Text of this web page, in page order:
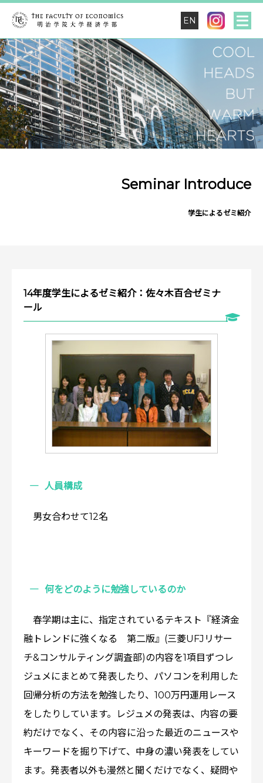
EN
Seminar Introduce
学生によるゼミ紹介
14年度学生によるゼミ紹介：佐々木百合ゼミナ
ール
人員構成
男女合わせて12名
何をどのように勉強しているのか
春学期は主に、指定されているテキスト『経済金
融トレンドに強くなる 第二版』(三菱UFJリサー
チ&コンサルティング調査部)の内容を1項目ずつレ
ジュメにまとめて発表したり、パソコンを利用した
回帰分析の方法を勉強したり、100万円運用レース
をしたりしています。レジュメの発表は、内容の要
約だけでなく、その内容に沿った最近のニュースや
キーワードを掘り下げて、中身の濃い発表をしてい
ます。発表者以外も漫然と聞くだけでなく、疑問や